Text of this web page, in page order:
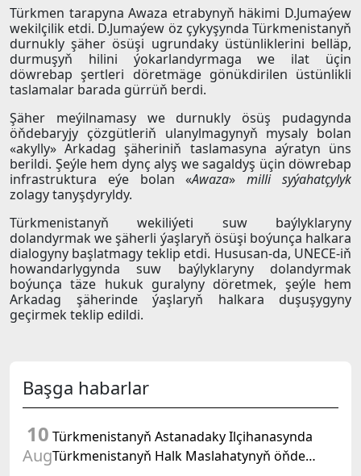
Türkmen tarapyna Awaza etrabynyň häkimi D.Jumaýew
wekilçilik etdi. D.Jumaýew öz çykyşynda Türkmenistanyň
durnukly şäher ösüşi ugrundaky üstünliklerini belläp,
durmuşyň hilini ýokarlandyrmaga we ilat üçin
döwrebap şertleri döretmäge gönükdirilen üstünlikli
taslamalar barada gürrüň berdi.
Şäher meýilnamasy we durnukly ösüş pudagynda
öňdebaryjy çözgütleriň ulanylmagynyň mysaly bolan
«akylly» Arkadag şäheriniň taslamasyna aýratyn üns
berildi. Şeýle hem dynç alyş we sagaldyş üçin döwrebap
infrastruktura eýe bolan «Awaza»
milli syýahatçylyk
zolagy tanyşdyryldy.
Türkmenistanyň wekiliýeti suw baýlyklaryny
dolandyrmak we şäherli ýaşlaryň ösüşi boýunça halkara
dialogyny başlatmagy teklip etdi. Hususan-da, UNECE-iň
howandarlygynda suw baýlyklaryny dolandyrmak
boýunça täze hukuk guralyny döretmek, şeýle hem
Arkadag şäherinde ýaşlaryň halkara duşuşygyny
geçirmek teklip edildi.
Başga habarlar
10
Aug
Türkmenistanyň Astanadaky Ilçihanasynda
Türkmenistanyň Halk Maslahatynyň öňde